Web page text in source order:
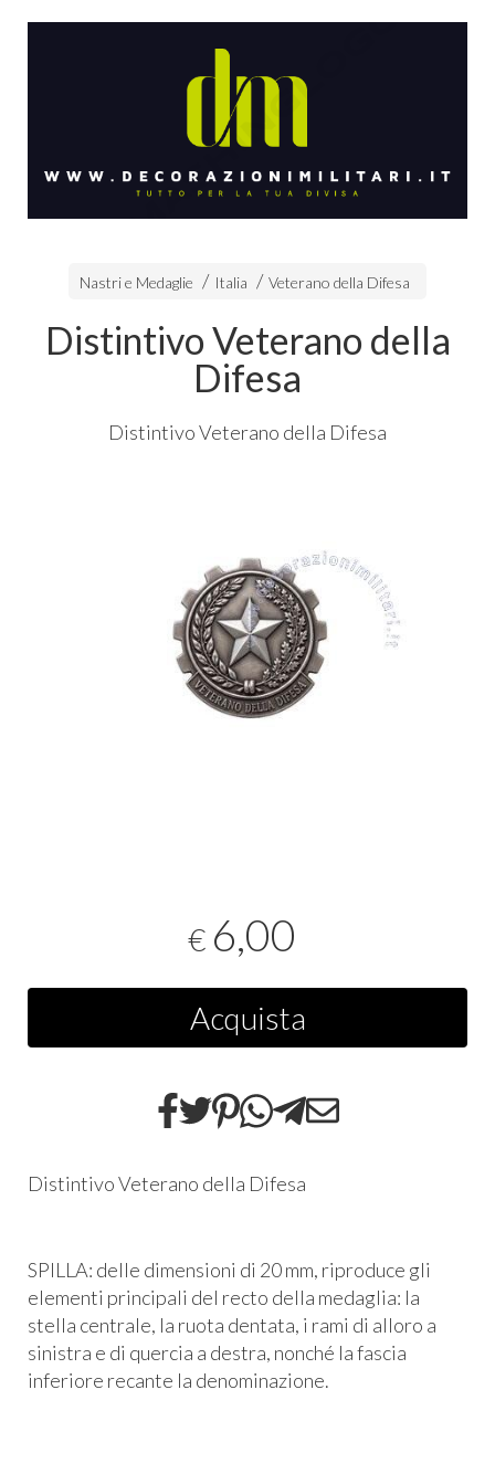
Nastri e Medaglie Italia Veterano della Difesa
Distintivo Veterano della
Difesa
Distintivo Veterano della Difesa
€ 6,00
Acquista
Distintivo Veterano della Difesa
SPILLA: delle dimensioni di 20 mm, riproduce gli
elementi principali del recto della medaglia: la
stella centrale, la ruota dentata, i rami di alloro a
sinistra e di quercia a destra, nonché la fascia
inferiore recante la denominazione.